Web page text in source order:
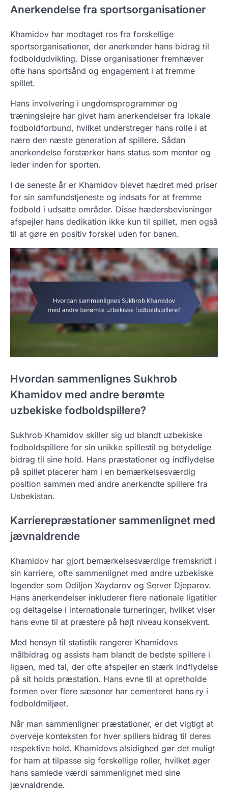
Anerkendelse fra sportsorganisationer
Khamidov har modtaget ros fra forskellige
sportsorganisationer, der anerkender hans bidrag til
fodboldudvikling. Disse organisationer fremhæver
ofte hans sportsånd og engagement i at fremme
spillet.
Hans involvering i ungdomsprogrammer og
træningslejre har givet ham anerkendelser fra lokale
fodboldforbund, hvilket understreger hans rolle i at
nære den næste generation af spillere. Sådan
anerkendelse forstærker hans status som mentor og
leder inden for sporten.
I de seneste år er Khamidov blevet hædret med priser
for sin samfundstjeneste og indsats for at fremme
fodbold i udsatte områder. Disse hædersbevisninger
afspejler hans dedikation ikke kun til spillet, men også
til at gøre en positiv forskel uden for banen.
Hvordan sammenlignes Sukhrob
Khamidov med andre berømte
uzbekiske fodboldspillere?
Sukhrob Khamidov skiller sig ud blandt uzbekiske
fodboldspillere for sin unikke spillestil og betydelige
bidrag til sine hold. Hans præstationer og indflydelse
på spillet placerer ham i en bemærkelsesværdig
position sammen med andre anerkendte spillere fra
Usbekistan.
Karrierepræstationer sammenlignet med
jævnaldrende
Khamidov har gjort bemærkelsesværdige fremskridt i
sin karriere, ofte sammenlignet med andre uzbekiske
legender som Odiljon Xaydarov og Server Djeparov.
Hans anerkendelser inkluderer flere nationale ligatitler
og deltagelse i internationale turneringer, hvilket viser
hans evne til at præstere på højt niveau konsekvent.
Med hensyn til statistik rangerer Khamidovs
målbidrag og assists ham blandt de bedste spillere i
ligaen, med tal, der ofte afspejler en stærk indflydelse
på sit holds præstation. Hans evne til at opretholde
formen over flere sæsoner har cementeret hans ry i
fodboldmiljøet.
Når man sammenligner præstationer, er det vigtigt at
overveje konteksten for hver spillers bidrag til deres
respektive hold. Khamidovs alsidighed gør det muligt
for ham at tilpasse sig forskellige roller, hvilket øger
hans samlede værdi sammenlignet med sine
jævnaldrende.